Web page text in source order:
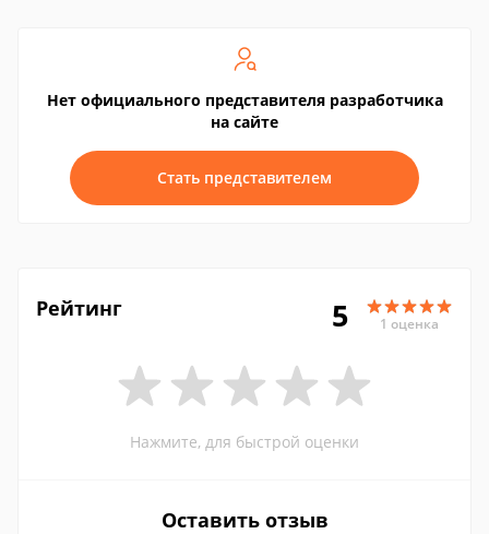
Нет официального представителя разработчика
на сайте
Стать представителем
Рейтинг 5 1 оценка
Нажмите, для быстрой оценки
Оставить отзыв